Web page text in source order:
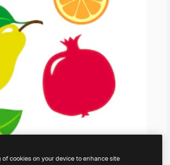
cookies on your device to enhance site